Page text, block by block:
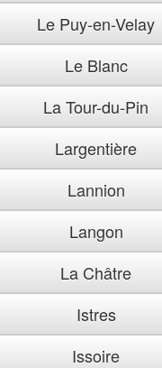
Le Puy-en-Velay
Le Blanc
La Tour-du-Pin
Largentière
Lannion
Langon
La Châtre
Istres
Issoire